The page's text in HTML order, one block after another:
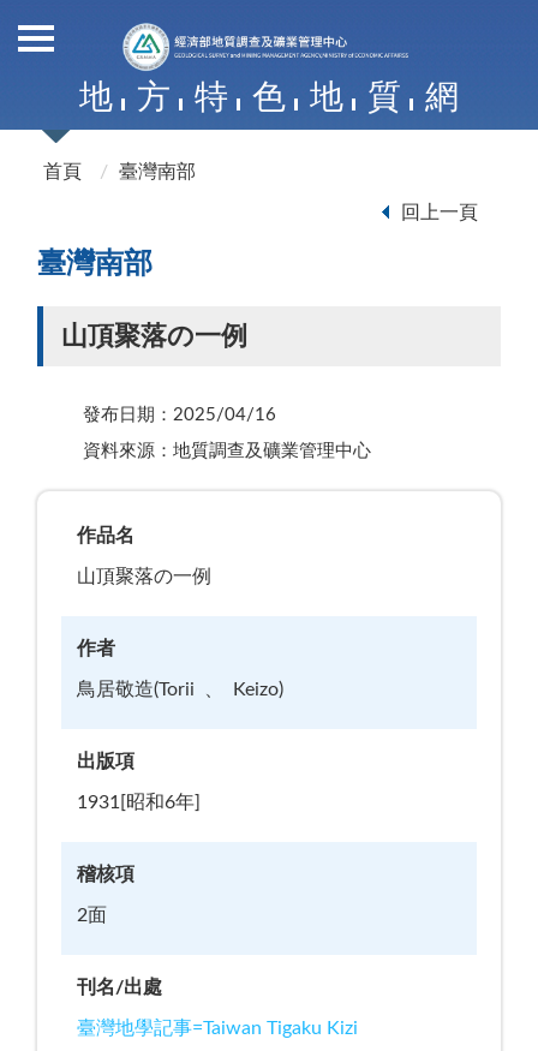
地 方 特 色 地 質 網
首頁 臺灣南部
回上一頁
臺灣南部
山頂聚落の一例
發布日期：2025/04/16
資料來源：地質調查及礦業管理中心
作品名
山頂聚落の一例
作者
鳥居敬造(Torii Keizo)
出版項
1931[昭和6年]
稽核項
2面
刊名/出處
臺灣地學記事=Taiwan Tigaku Kizi